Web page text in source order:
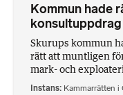
Kommun hade
Skurups kommun
rätt att muntligen
mark- och
Instans Kammarrätten i